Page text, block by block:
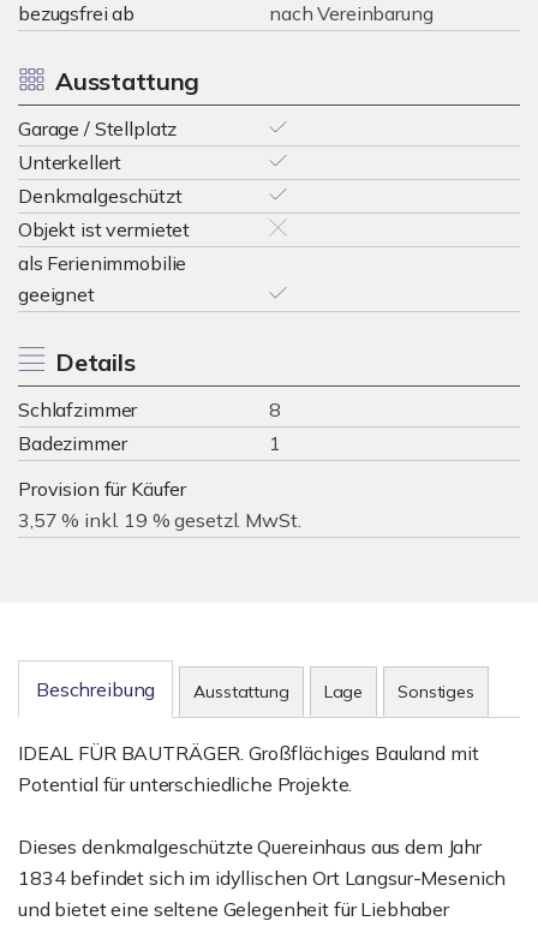
bezugsfrei ab
nach Vereinbarung
Ausstattung
Garage / Stellplatz
Unterkellert
Denkmalgeschützt
Objekt ist vermietet
als Ferienimmobilie
geeignet
Details
Schlafzimmer
8
Badezimmer
1
Provision für Käufer
3,57 % inkl. 19 % gesetzl. MwSt.
Beschreibung Ausstattung Lage Sonstiges
IDEAL FÜR BAUTRÄGER. Großflächiges Bauland mit
Potential für unterschiedliche Projekte.
Dieses denkmalgeschützte Quereinhaus aus dem Jahr
1834 befindet sich im idyllischen Ort Langsur-Mesenich
und bietet eine seltene Gelegenheit für Liebhaber